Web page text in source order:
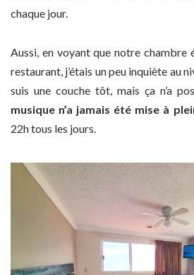
chaque jour.
Aussi, en voyant que notre chambre
restaurant, j’étais un peu inquiète au
suis une couche tôt, mais ça n’a
musique n’a jamais été mise à
22h tous les jours.